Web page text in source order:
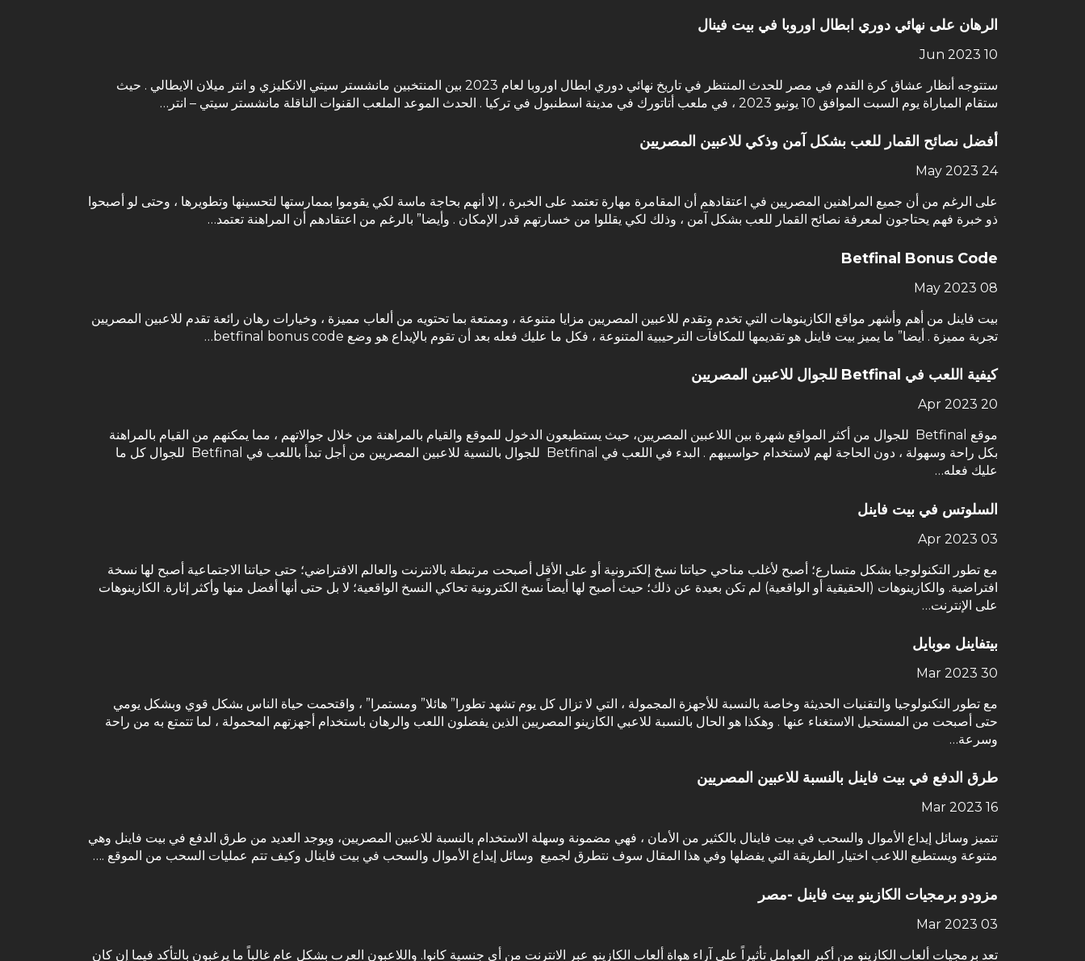
الرهان على نهائي دوري ابطال اوروبا في بيت فينال
10 Jun 2023
ستتوجه أنظار عشاق كرة القدم في مصر للحدث المنتظر في تاريخ نهائي دوري ابطال اوروبا لعام 2023 بين المنتخبين مانشستر سيتي الانكليزي و انتر ميلان الايطالي . حيث
ستقام المباراة يوم السبت الموافق 10 يونيو 2023 ، في ملعب أتاتورك في مدينة اسطنبول في تركيا . الحدث الموعد الملعب القنوات الناقلة مانشستر سيتي – انتر…
أفضل نصائح القمار للعب بشكل آمن وذكي للاعبين المصريين
24 May 2023
على الرغم من أن جميع المراهنين المصريين في اعتقادهم أن المقامرة مهارة تعتمد على الخبرة ، إلا أنهم بحاجة ماسة لكي يقوموا بممارستها لتحسينها وتطويرها ، وحتى لو أصبحوا
ذو خبرة فهم يحتاجون لمعرفة نصائح القمار للعب بشكل آمن ، وذلك لكي يقللوا من خسارتهم قدر الإمكان . وأيضا” بالرغم من اعتقادهم أن المراهنة تعتمد…
Betfinal Bonus Code
08 May 2023
بيت فاينل من أهم وأشهر مواقع الكازينوهات التي تخدم وتقدم للاعبين المصريين مزايا متنوعة ، وممتعة بما تحتويه من ألعاب مميزة ، وخيارات رهان رائعة تقدم للاعبين المصريين
تجربة مميزة . أيضا” ما يميز بيت فاينل هو تقديمها للمكافآت الترحيبية المتنوعة ، فكل ما عليك فعله بعد أن تقوم بالإيداع هو وضع betfinal bonus code…
كيفية اللعب في Betfinal للجوال للاعبين المصريين
20 Apr 2023
موقع Betfinal للجوال من أكثر المواقع شهرة بين اللاعبين المصريين، حيث يستطيعون الدخول للموقع والقيام بالمراهنة من خلال جوالاتهم ، مما يمكنهم من القيام بالمراهنة
بكل راحة وسهولة ، دون الحاجة لهم لاستخدام حواسيبهم . البدء في اللعب في Betfinal للجوال بالنسية للاعبين المصريين من أجل تبدأ باللعب في Betfinal للجوال كل ما
عليك فعله…
السلوتس في بيت فاينل
03 Apr 2023
مع تطور التكنولوجيا بشكل متسارع؛ أصبح لأغلب مناحي حياتنا نسخ إلكترونية أو على الأقل أصبحت مرتبطة بالانترنت والعالم الافتراضي؛ حتى حياتنا الاجتماعية أصبح لها نسخة
افتراضية. والكازينوهات (الحقيقية أو الواقعية) لم تكن بعيدة عن ذلك؛ حيث أصبح لها أيضاً نسخ الكترونية تحاكي النسخ الواقعية؛ لا بل حتى أنها أفضل منها وأكثر إثارة. الكازينوهات
على الإنترنت…
بيتفاينل موبايل
30 Mar 2023
مع تطور التكنولوجيا والتقنيات الحديثة وخاصة بالنسبة للأجهزة المجمولة ، التي لا تزال كل يوم تشهد تطورا” هائلا” ومستمرا” ، واقتحمت حياة الناس بشكل قوي وبشكل يومي
حتى أصبحت من المستحيل الاستغناء عنها . وهكذا هو الحال بالنسبة للاعبي الكازينو المصريين الذين يفضلون اللعب والرهان باستخدام أجهزتهم المحمولة ، لما تتمتع به من راحة
وسرعة…
طرق الدفع في بيت فاينل بالنسبة للاعبين المصريين
16 Mar 2023
تتميز وسائل إيداع الأموال والسحب في بيت فاينال بالكثير من الأمان ، فهي مضمونة وسهلة الاستخدام بالنسبة للاعبين المصريين، ويوجد العديد من طرق الدفع في بيت فاينل وهي
متنوعة ويستطيع اللاعب اختيار الطريقة التي يفضلها وفي هذا المقال سوف نتطرق لجميع وسائل إيداع الأموال والسحب في بيت فاينال وكيف تتم عمليات السحب من الموقع .…
مزودو برمجيات الكازينو بيت فاينل -مصر
03 Mar 2023
تعد برمجيات ألعاب الكازينو من أكبر العوامل تأثيراً على آراء هواة ألعاب الكازينو عبر الانترنت من أي جنسية كانوا. واللاعبون العرب بشكل عام غالباً ما يرغبون بالتأكد فيما إن كان